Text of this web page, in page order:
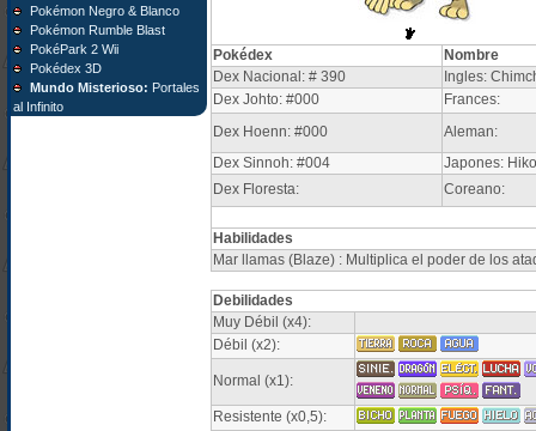
Pokémon Negro & Blanco
Pokémon Rumble Blast
PokéPark 2 Wii
Pokédex 3D
Mundo Misterioso: Portales
al Infinito
Pokédex
Nombre
Dex Nacional: # 390
Ingles:
Dex Johto: #000
Frances:
Dex Hoenn: #000
Aleman:
Dex Sinnoh: #004
Japones:
Dex Floresta:
Coreano:
Habilidades
Mar llamas (Blaze) : Multiplica el poder de los
Debilidades
Muy Débil (x4):
Débil (x2):
Normal (x1):
Resistente (x0,5):